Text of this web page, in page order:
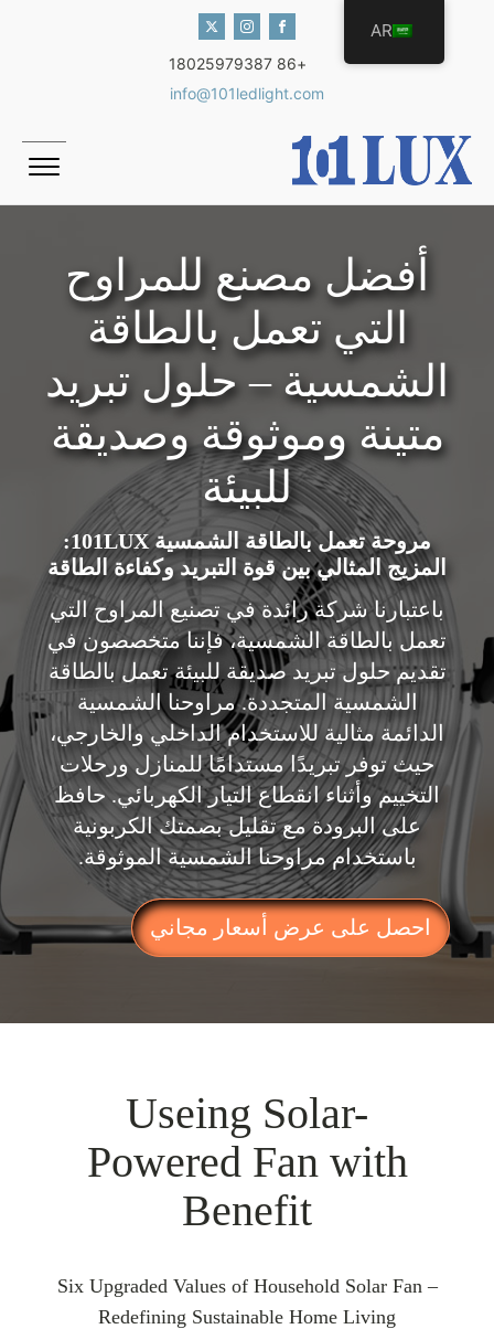
+86 18025979387
info@101ledlight.com
أفضل مصنع للمراوح
التي تعمل بالطاقة
الشمسية – حلول تبريد
متينة وموثوقة وصديقة
للبيئة
مروحة تعمل بالطاقة الشمسية 101LUX:
المزيج المثالي بين قوة التبريد وكفاءة الطاقة
باعتبارنا شركة رائدة في تصنيع المراوح التي
تعمل بالطاقة الشمسية، فإننا متخصصون في
تقديم حلول تبريد صديقة للبيئة تعمل بالطاقة
الشمسية المتجددة. مراوحنا الشمسية
الدائمة مثالية للاستخدام الداخلي والخارجي،
حيث توفر تبريدًا مستدامًا للمنازل ورحلات
التخييم وأثناء انقطاع التيار الكهربائي. حافظ
على البرودة مع تقليل بصمتك الكربونية
باستخدام مراوحنا الشمسية الموثوقة.
احصل على عرض أسعار مجاني
Useing Solar-
Powered Fan with
Benefit
Six Upgraded Values of Household Solar Fan –
Redefining Sustainable Home Living
AR